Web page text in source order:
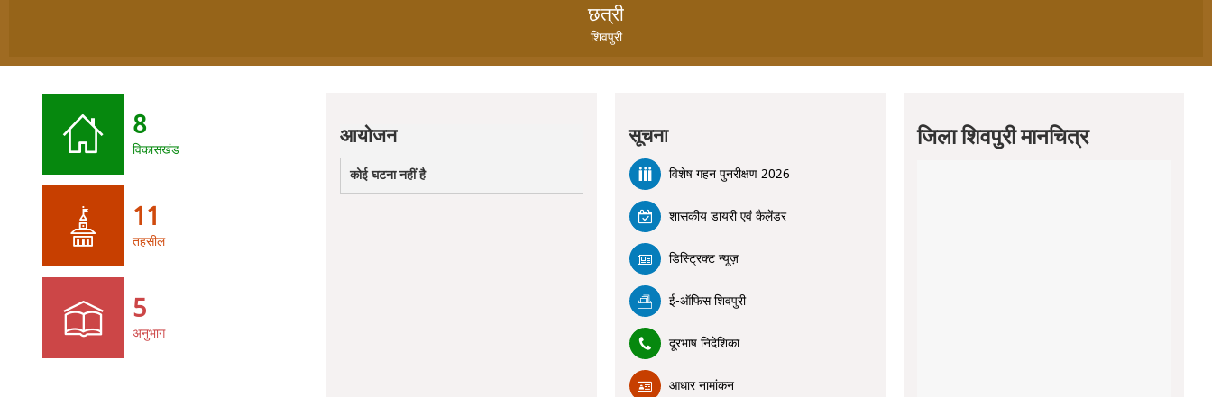
छत्री
शिवपुरी
8
विकासखंड
11
तहसील
5
अनुभाग
आयोजन
कोई घटना नहीं है
सूचना
विशेष गहन पुनरीक्षण 2026
शासकीय डायरी एवं कैलेंडर
डिस्ट्रिक्ट न्यूज़
ई-ऑफिस शिवपुरी
दूरभाष निदेशिका
आधार नामांकन
जिला शिवपुरी मानचित्र